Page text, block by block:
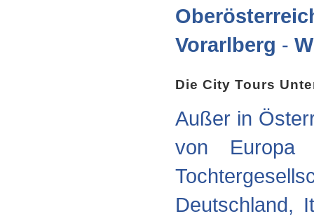
Vorarlberg -
Die City Tours
Außer in
von Europa
Deutschland,